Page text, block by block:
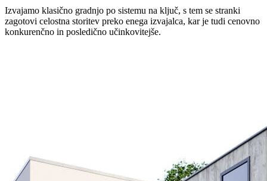
Izvajamo klasično gradnjo po sistemu na ključ, s tem se stranki
zagotovi celostna storitev preko enega izvajalca, kar je tudi cenovno
konkurenčno in posledično učinkovitejše.